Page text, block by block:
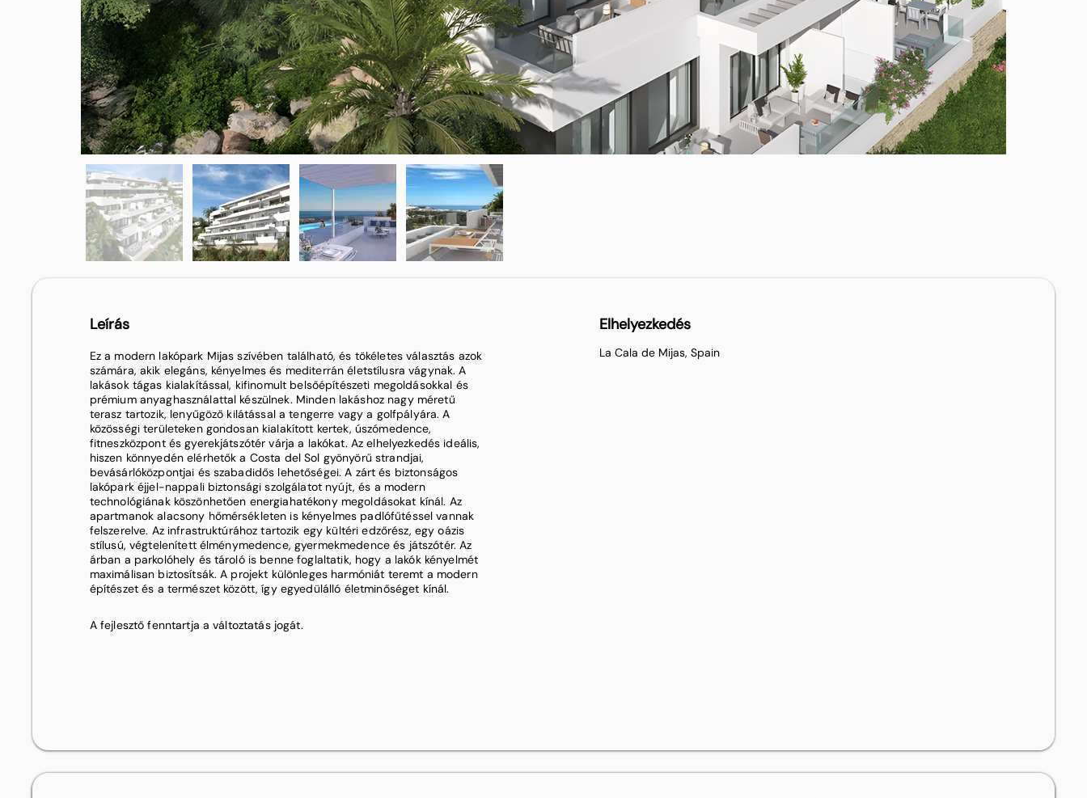
Leírás
Ez a modern lakópark Mijas szívében található, és tökéletes választás azok
számára, akik elegáns, kényelmes és mediterrán életstílusra vágynak. A
lakások tágas kialakítással, kifinomult belsőépítészeti megoldásokkal és
prémium anyaghasználattal készülnek. Minden lakáshoz nagy méretű
terasz tartozik, lenyűgöző kilátással a tengerre vagy a golfpályára. A
közösségi területeken gondosan kialakított kertek, úszómedence,
fitneszközpont és gyerekjátszótér várja a lakókat. Az elhelyezkedés ideális,
hiszen könnyedén elérhetők a Costa del Sol gyönyörű strandjai,
bevásárlóközpontjai és szabadidős lehetőségei. A zárt és biztonságos
lakópark éjjel-nappali biztonsági szolgálatot nyújt, és a modern
technológiának köszönhetően energiahatékony megoldásokat kínál. Az
apartmanok alacsony hőmérsékleten is kényelmes padlófűtéssel vannak
felszerelve. Az infrastruktúrához tartozik egy kültéri edzőrész, egy oázis
stílusú, végtelenített élménymedence, gyermekmedence és játszótér. Az
árban a parkolóhely és tároló is benne foglaltatik, hogy a lakók kényelmét
maximálisan biztosítsák. A projekt különleges harmóniát teremt a modern
építészet és a természet között, így egyedülálló életminőséget kínál.
A fejlesztő fenntartja a változtatás jogát.
Elhelyezkedés
La Cala de Mijas, Spain